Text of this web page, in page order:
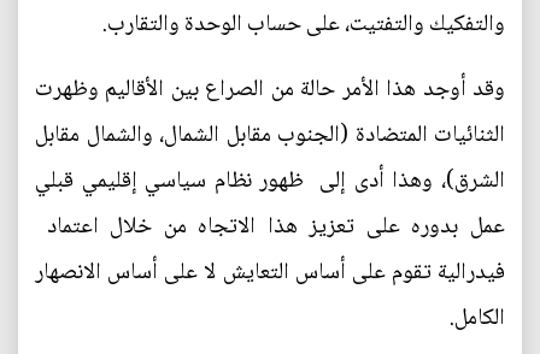
والتفكيك والتفتيت، على حساب الوحدة والتقارب.
وقد أوجد هذا الأمر حالة من الصراع بين الأقاليم وظهرت
الثنائيات المتضادة (الجنوب مقابل الشمال، والشمال مقابل
الشرق)، وهذا أدى إلى ظهور نظام سياسي إقليمي قبلي
عمل بدوره على تعزيز هذا الاتجاه من خلال اعتماد
فيدرالية تقوم على أساس التعايش لا على أساس الانصهار
الكامل.